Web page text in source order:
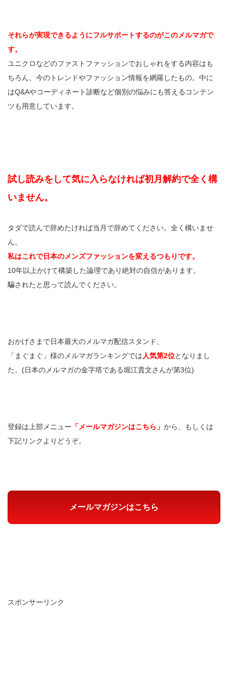
それらが実現できるようにフルサポートするのがこのメルマガで
す。
ユニクロなどのファストファッションでおしゃれをする内容はも
ちろん、今のトレンドやファッション情報を網羅したもの。中に
はQ&Aやコーディネート診断など個別の悩みにも答えるコンテン
ツも用意しています。
試し読みをして気に入らなければ初月解約で全く構
いません。
タダで読んで辞めたければ当月で辞めてください。全く構いませ
ん。
私はこれで日本のメンズファッションを変えるつもりです。
10年以上かけて構築した論理であり絶対の自信があります。
騙されたと思って読んでください。
おかげさまで日本最大のメルマガ配信スタンド、
「まぐまぐ」様のメルマガランキングでは人気第2位となりまし
た。(日本のメルマガの金字塔である堀江貴文さんが第3位)
登録は上部メニュー 「メールマガジンはこちら」 から、もしくは
下記リンクよりどうぞ。
メールマガジンはこちら
スポンサーリンク